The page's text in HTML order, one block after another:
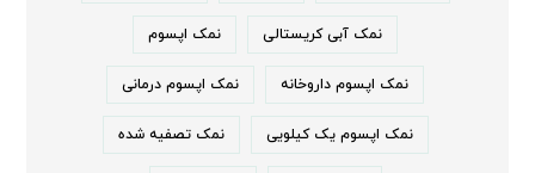
نمک آبی کریستالی نمک اپسوم
نمک اپسوم داروخانه نمک اپسوم درمانی
نمک اپسوم یک کیلویی نمک تصفیه شده